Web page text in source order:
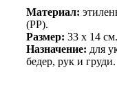
Материал:
(PP).
Размер: 33 x 14 см.
Назначение: для
бедер, рук и груди.